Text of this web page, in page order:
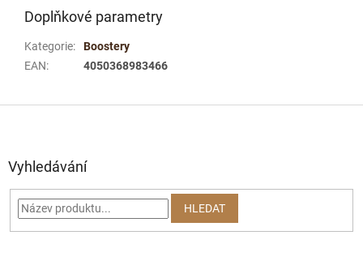
Doplňkové parametry
Kategorie:
Boostery
EAN: 4050368983466
Vyhledávání
HLEDAT